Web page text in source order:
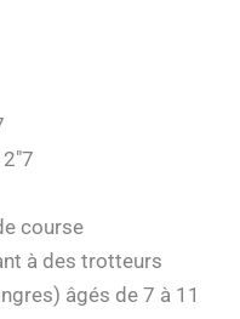
course
à des trotteurs
âgés de 7 à 11